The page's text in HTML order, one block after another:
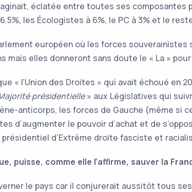
éclatée entre toutes ses composantes
les Écologistes à 6%, le PC à 3% et le
européen où les forces
mais elles donneront sans doute le « La »
« l’Union des Droites » qui avait échoué en
présidentielle» aux Législatives qui
anticorps, les forces de Gauche (même si
d’augmenter le pouvoir d’achat et de
d’Extrême droite fasciste et
puisse, comme elle l’affirme, sauver la
le pays car il conjurerait aussitôt tous